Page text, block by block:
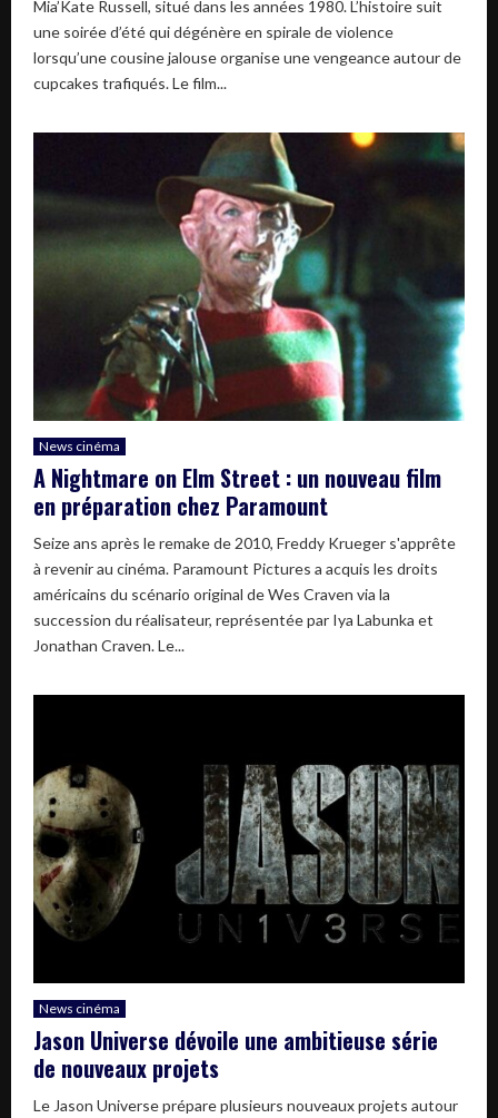
Mia’Kate Russell, situé dans les années 1980. L’histoire suit
une soirée d’été qui dégénère en spirale de violence
lorsqu’une cousine jalouse organise une vengeance autour de
cupcakes trafiqués. Le film...
News cinéma
A Nightmare on Elm Street : un nouveau film
en préparation chez Paramount
Seize ans après le remake de 2010, Freddy Krueger s'apprête
à revenir au cinéma. Paramount Pictures a acquis les droits
américains du scénario original de Wes Craven via la
succession du réalisateur, représentée par Iya Labunka et
Jonathan Craven. Le...
News cinéma
Jason Universe dévoile une ambitieuse série
de nouveaux projets
Le Jason Universe prépare plusieurs nouveaux projets autour